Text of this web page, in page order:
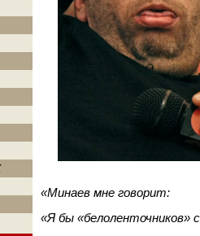
«Минаев мне говорит:
«Я бы «белоленточников»